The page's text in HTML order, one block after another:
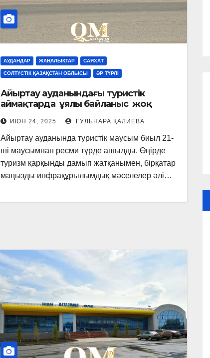
АУДАНДАР ЖАҢАЛЫҚТАР САЯХАТ
СОЛТҮСТІК ҚАЗАҚСТАН ОБЛЫСЫ ӘР ТҮРЛІ
Айыртау ауданындағы туристік
аймақтарда ұялы байланыс жоқ
ИЮН 24, 2025 ГУЛЬНАРА ҚАЛИЕВА
Айыртау ауданында туристік маусым биыл 21-
ші маусымнан ресми түрде ашылды. Өңірде
туризм қарқынды дамып жатқанымен, бірқатар
маңызды инфрақұрылымдық мәселелер әлі…